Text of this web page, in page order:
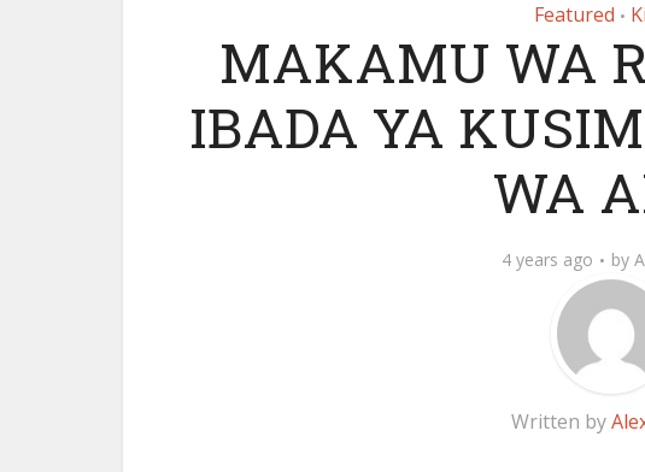
Featured •
MAKAMU WA
IBADA YA
WA
4 years ago by
Written by